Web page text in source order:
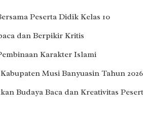
Peserta Didik Kelas 10
dan Berpikir Kritis
Karakter Islami
Musi Banyuasin Tahun 2026
Budaya Baca dan Kreativitas